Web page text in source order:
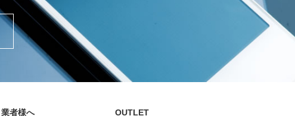
業者様へ OUTLET